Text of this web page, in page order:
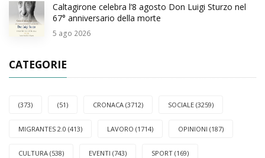
Caltagirone celebra l’8 agosto Don Luigi Sturzo nel
67° anniversario della morte
5 ago 2026
CATEGORIE
(373) (51) CRONACA (3712) SOCIALE (3259)
MIGRANTES 2.0 (413) LAVORO (1714) OPINIONI (187)
CULTURA (538) EVENTI (743) SPORT (169)